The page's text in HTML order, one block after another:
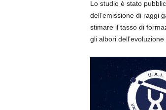
Lo studio è stato
dell’emissione di raggi
stimare il tasso di
gli albori dell’evoluzione